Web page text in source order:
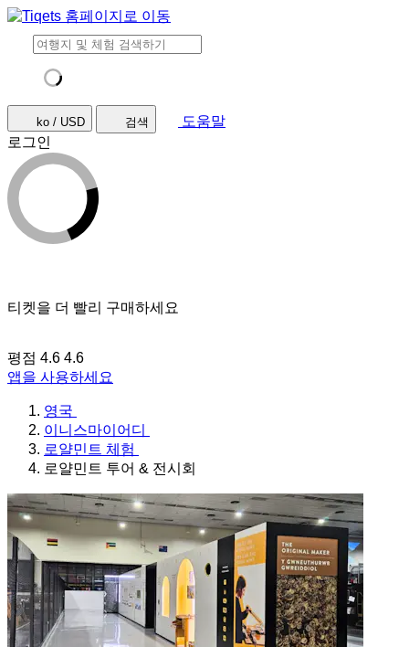
ko / USD 검색
도움말
로그인
티켓을 더 빨리 구매하세요
평점 4.6 4.6
앱을 사용하세요
영국
이니스마이어디
로얄민트 체험
로얄민트 투어 & 전시회